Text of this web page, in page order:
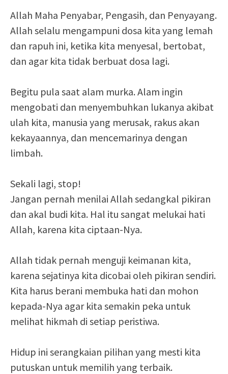
Allah Maha Penyabar, Pengasih, dan Penyayang.
Allah selalu mengampuni dosa kita yang lemah
dan rapuh ini, ketika kita menyesal, bertobat,
dan agar kita tidak berbuat dosa lagi.
Begitu pula saat alam murka. Alam ingin
mengobati dan menyembuhkan lukanya akibat
ulah kita, manusia yang merusak, rakus akan
kekayaannya, dan mencemarinya dengan
limbah.
Sekali lagi, stop!
Jangan pernah menilai Allah sedangkal pikiran
dan akal budi kita. Hal itu sangat melukai hati
Allah, karena kita ciptaan-Nya.
Allah tidak pernah menguji keimanan kita,
karena sejatinya kita dicobai oleh pikiran sendiri.
Kita harus berani membuka hati dan mohon
kepada-Nya agar kita semakin peka untuk
melihat hikmah di setiap peristiwa.
Hidup ini serangkaian pilihan yang mesti kita
putuskan untuk memilih yang terbaik.